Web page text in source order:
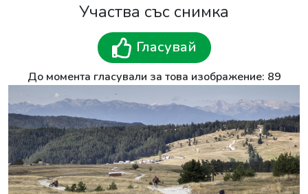
Участва със снимка
Гласувай
До момента гласували за това изображение: 89